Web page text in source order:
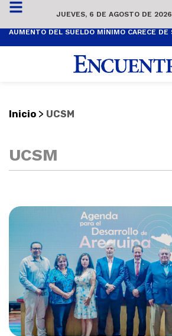
JUEVES, 6 DE AGOSTO DE 2026
Inicio > UCSM
UCSM